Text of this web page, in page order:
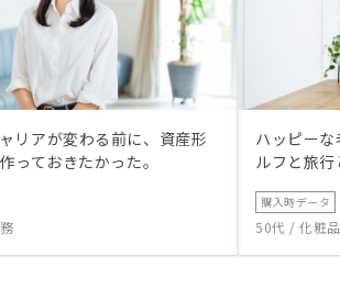
リアが変わる前に、資産形
っておきたかった。
ハッピー
ルフと旅
購入時データ
50代 / 化粧